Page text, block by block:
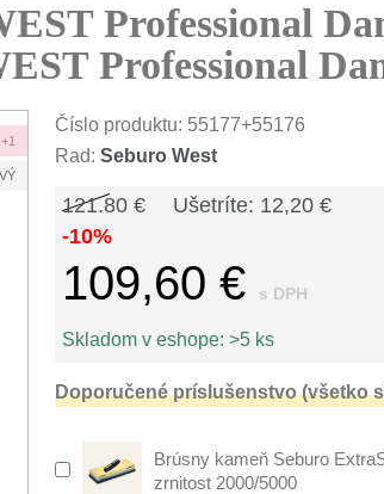
Professional
Professional
Číslo produktu: 55177+55176
Rad: Seburo West
121.80 € Ušetríte: 12,20 €
-10%
109,60 € s DPH
Skladom v eshope: >5 ks
Doporučené príslušenstvo (všetko
Brúsny kameň Seburo
zrnitost 2000/5000